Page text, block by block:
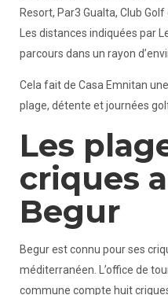
Resort, Par3 Gualta, Club
Les distances indiquées par
parcours dans un rayon
Cela fait de Casa Emnitan
plage, détente et journées
Les
criques
Begur
Begur est connu pour ses
méditerranéen. L’office de
commune compte huit